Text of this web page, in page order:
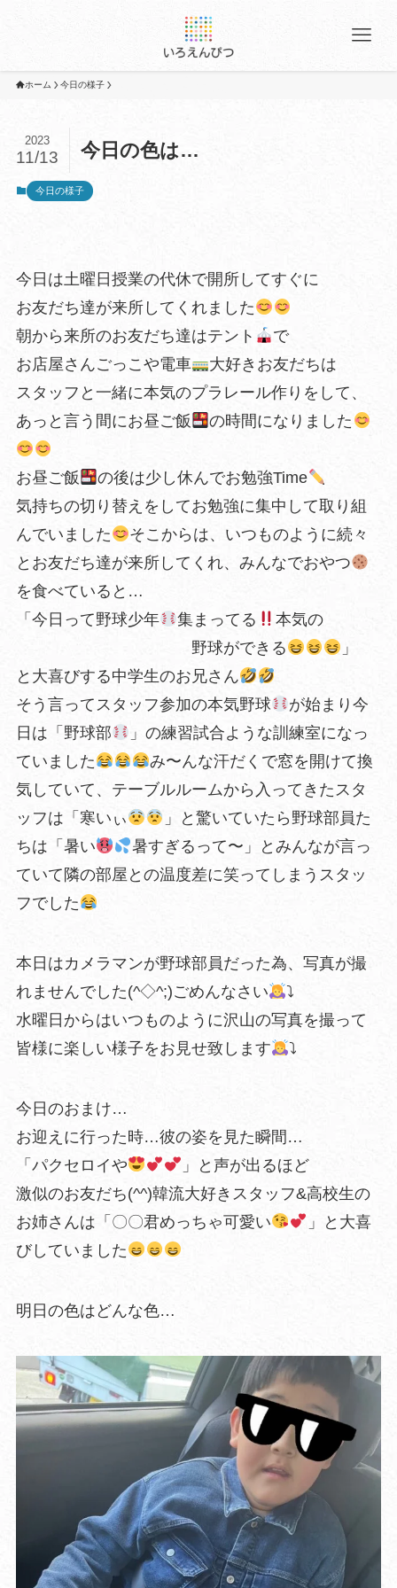
ホーム 今日の様子
今日の色は…
2023
11/13
今日の様子
今日は土曜日授業の代休で開所してすぐに
お友だち達が来所してくれました
朝から来所のお友だち達はテント
で
お店屋さんごっこや電車
大好きお友だちは
スタッフと一緒に本気のプラレール作りをして、
あっと言う間にお昼ご飯
の時間になりました
お昼ご飯
の後は少し休んでお勉強Time
気持ちの切り替えをしてお勉強に集中して取り組
んでいました
そこからは、いつものように続々
とお友だち達が来所してくれ、みんなでおやつ
を食べていると…
「今日って野球少年
集まってる
本気の
野球ができる
」
と大喜びする中学生のお兄さん
そう言ってスタッフ参加の本気野球
が始まり今
日は「野球部
」の練習試合ような訓練室になっ
ていました
み〜んな汗だくで窓を開けて換
気していて、テーブルルームから入ってきたスタ
ッフは「寒いぃ
」と驚いていたら野球部員た
ちは「暑い
暑すぎるって〜」とみんなが言っ
ていて隣の部屋との温度差に笑ってしまうスタッ
フでした
本日はカメラマンが野球部員だった為、写真が撮
れませんでした(^◇^;)ごめんなさい
⤵︎
水曜日からはいつものように沢山の写真を撮って
皆様に楽しい様子をお見せ致します
⤵︎
今日のおまけ…
お迎えに行った時…彼の姿を見た瞬間…
「パクセロイや
」と声が出るほど
激似のお友だち(^^)韓流大好きスタッフ&高校生の
お姉さんは「〇〇君めっちゃ可愛い
」と大喜
びしていました
明日の色はどんな色…